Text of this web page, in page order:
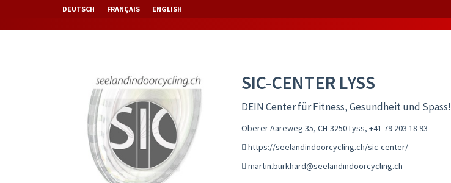
DEUTSCH FRANÇAIS ENGLISH
SIC-CENTER LYSS
DEIN Center für Fitness, Gesundheit und Spass!
Oberer Aareweg 35, CH-3250 Lyss, +41 79 203 18 93
https://seelandindoorcycling.ch/sic-center/
martin.burkhard@seelandindoorcycling.ch